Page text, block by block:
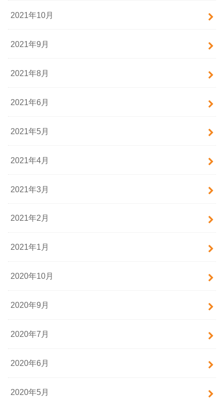
2021年10月
2021年9月
2021年8月
2021年6月
2021年5月
2021年4月
2021年3月
2021年2月
2021年1月
2020年10月
2020年9月
2020年7月
2020年6月
2020年5月